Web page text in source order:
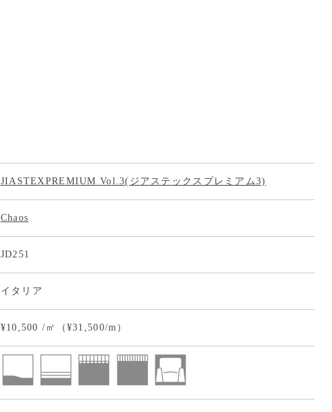
JIASTEXPREMIUM Vol.3(ジアステックスプレミアム3)
Chaos
JD251
イタリア
¥10,500 /㎡（¥31,500/m）